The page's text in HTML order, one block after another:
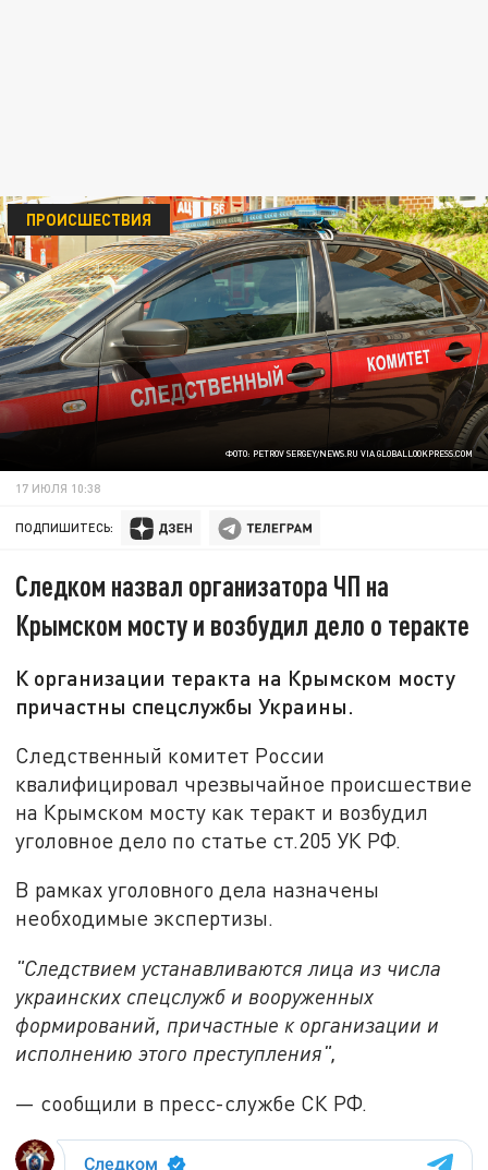
ФОТО: PETROV SERGEY/NEWS.RU VIA GLOBALLOOKPRESS.COM
ПРОИСШЕСТВИЯ
17 ИЮЛЯ 10:38
ПОДПИШИТЕСЬ:
Следком назвал организатора ЧП на
Крымском мосту и возбудил дело о теракте
К организации теракта на Крымском мосту
причастны спецслужбы Украины.
Следственный комитет России
квалифицировал чрезвычайное происшествие
на Крымском мосту как теракт и возбудил
уголовное дело по статье ст.205 УК РФ.
В рамках уголовного дела назначены
необходимые экспертизы.
"Следствием устанавливаются лица из числа
украинских спецслужб и вооруженных
формирований, причастные к организации и
исполнению этого преступления",
— сообщили в пресс-службе СК РФ.